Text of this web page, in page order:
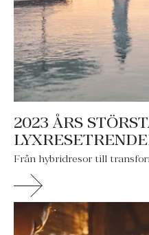
2023 ÅRS
Från hybridresor till